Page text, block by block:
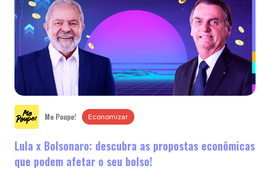
Me Poupe! Economizar
Lula x Bolsonaro: descubra as propostas econômicas
que podem afetar o seu bolso!